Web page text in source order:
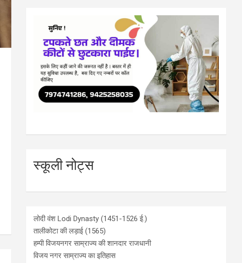
स्कूली नोट्स
लोदी वंश Lodi Dynasty (1451-1526 ई.)
तालीकोटा की लड़ाई (1565)
हम्पी विजयनगर साम्राज्य की शानदार राजधानी
विजय नगर साम्राज्य का इतिहास